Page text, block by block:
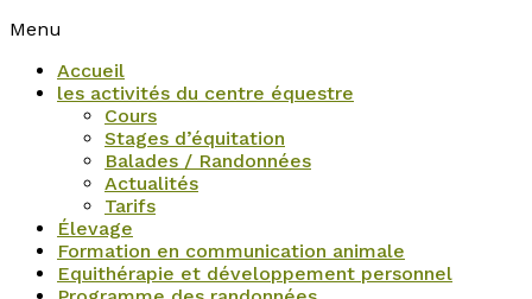
Menu
Accueil
les activités du centre équestre
Cours
Stages d’équitation
Balades / Randonnées
Actualités
Tarifs
Élevage
Formation en communication animale
Equithérapie et développement personnel